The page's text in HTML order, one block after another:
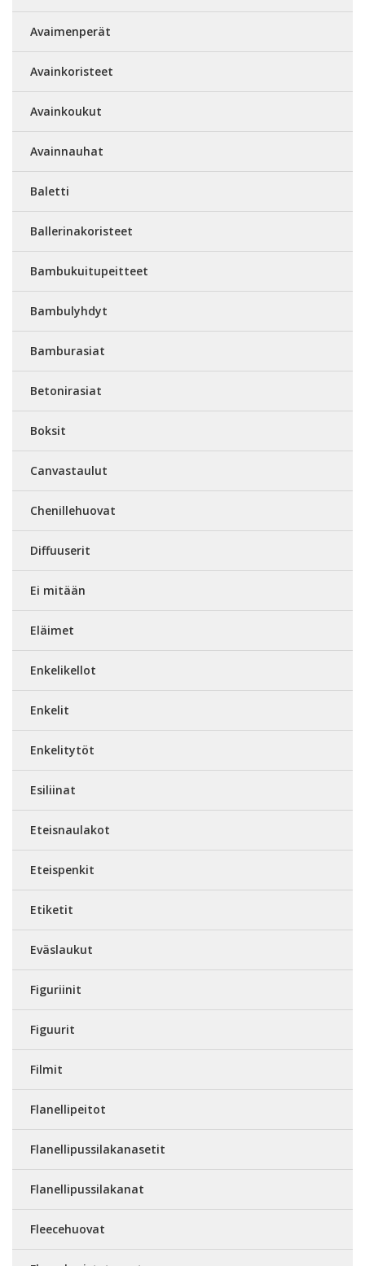
Avaimenperät
Avainkoristeet
Avainkoukut
Avainnauhat
Baletti
Ballerinakoristeet
Bambukuitupeitteet
Bambulyhdyt
Bamburasiat
Betonirasiat
Boksit
Canvastaulut
Chenillehuovat
Diffuuserit
Ei mitään
Eläimet
Enkelikellot
Enkelit
Enkelitytöt
Esiliinat
Eteisnaulakot
Eteispenkit
Etiketit
Eväslaukut
Figuriinit
Figuurit
Filmit
Flanellipeitot
Flanellipussilakanasetit
Flanellipussilakanat
Fleecehuovat